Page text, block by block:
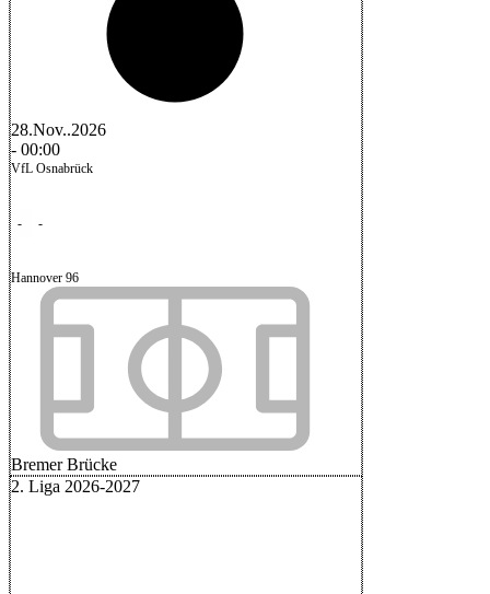
28.Nov..2026
- 00:00
VfL Osnabrück
- -
Hannover 96
Bremer Brücke
2. Liga 2026-2027